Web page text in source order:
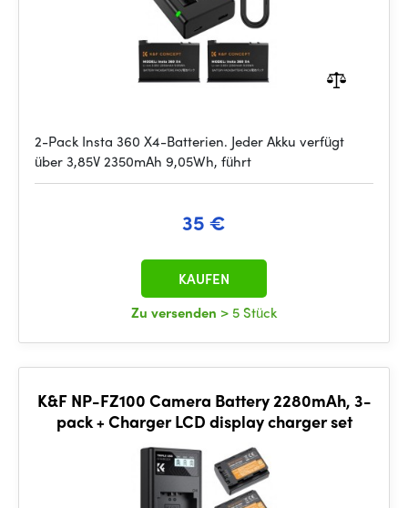
2-Pack Insta 360 X4-Batterien. Jeder Akku verfügt
über 3,85V 2350mAh 9,05Wh, führt
35 €
Zu versenden > 5 Stück
KAUFEN
K&F NP-FZ100 Camera Battery 2280mAh, 3-
pack + Charger LCD display charger set